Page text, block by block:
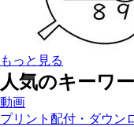
もっと見る
人気のキーワ
動画
プリント配付・ダウン